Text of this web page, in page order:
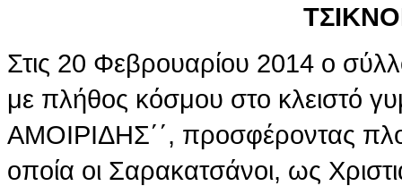
Στις 20 Φεβρουαρίου 2014 ο
με πλήθος κόσμου στο κλειστό
ΑΜΟΙΡΙΔΗΣ΄΄, προσφέροντας
οποία οι Σαρακατσάνοι, ως